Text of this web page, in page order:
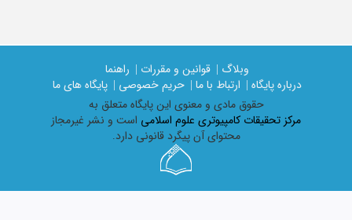
وبلاگ | قوانین و مقررات |
راهنما
درباره پایگاه |
ارتباط با ما | حریم خصوصی |
پایگاه های ما
حقوق مادی و معنوی اين پايگاه متعلق به
مرکز تحقیقات کامپیوتری علوم اسلامی است و نشر غیرمجاز
محتوای آن پیگرد قانونی دارد.